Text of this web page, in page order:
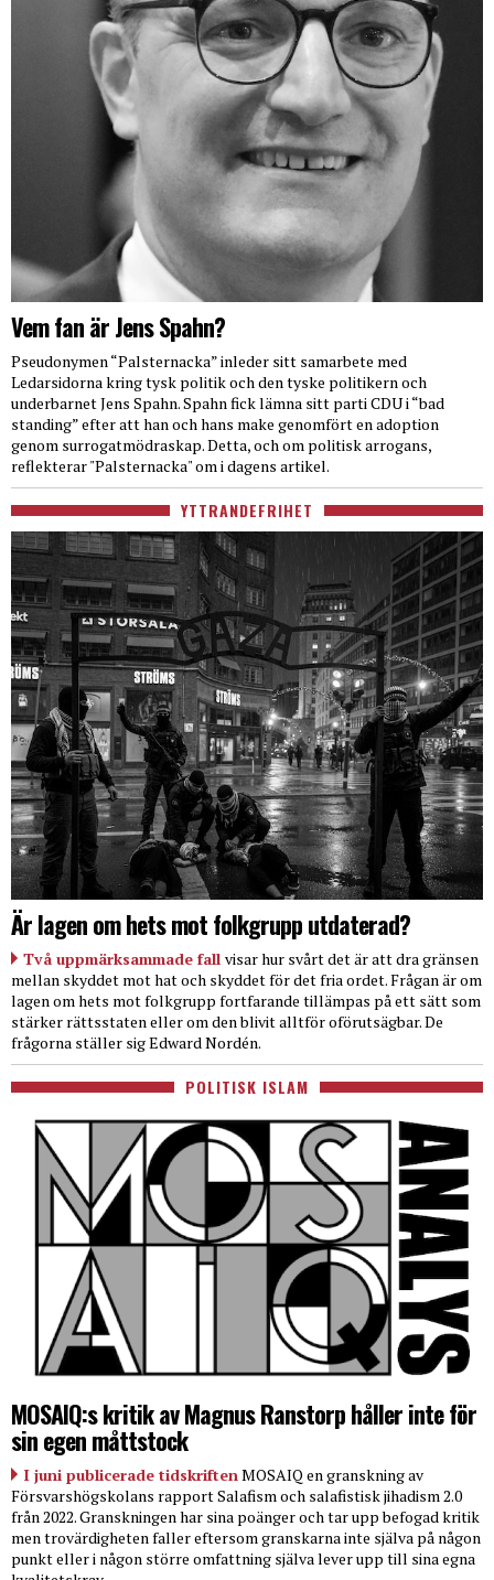
Vem fan är Jens Spahn?
Pseudonymen “Palsternacka” inleder sitt samarbete med
Ledarsidorna kring tysk politik och den tyske politikern och
underbarnet Jens Spahn. Spahn fick lämna sitt parti CDU i “bad
standing” efter att han och hans make genomfört en adoption
genom surrogatmödraskap. Detta, och om politisk arrogans,
reflekterar "Palsternacka" om i dagens artikel.
YTTRANDEFRIHET
Är lagen om hets mot folkgrupp utdaterad?
Två uppmärksammade fall visar hur svårt det är att dra gränsen
mellan skyddet mot hat och skyddet för det fria ordet. Frågan är om
lagen om hets mot folkgrupp fortfarande tillämpas på ett sätt som
stärker rättsstaten eller om den blivit alltför oförutsägbar. De
frågorna ställer sig Edward Nordén.
POLITISK ISLAM
MOSAIQ:s kritik av Magnus Ranstorp håller inte för
sin egen måttstock
I juni publicerade tidskriftenMOSAIQ en granskning av
Försvarshögskolans rapport Salafism och salafistisk jihadism 2.0
från 2022. Granskningen har sina poänger och tar upp befogad kritik
men trovärdigheten faller eftersom granskarna inte själva på någon
punkt eller i någon större omfattning själva lever upp till sina egna